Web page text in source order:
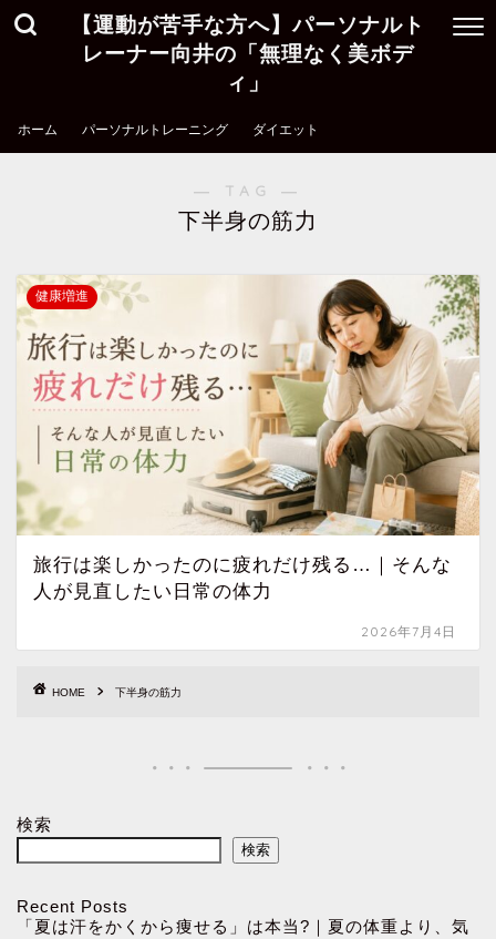
【運動が苦手な方へ】パーソナルト
レーナー向井の「無理なく美ボデ
ィ」
ホーム パーソナルトレーニング ダイエット
― TAG ―
下半身の筋力
健康増進
旅行は楽しかったのに疲れだけ残る…｜そんな
人が見直したい日常の体力
2026年7月4日
HOME 下半身の筋力
検索
検索
Recent Posts
「夏は汗をかくから痩せる」は本当?｜夏の体重より、気